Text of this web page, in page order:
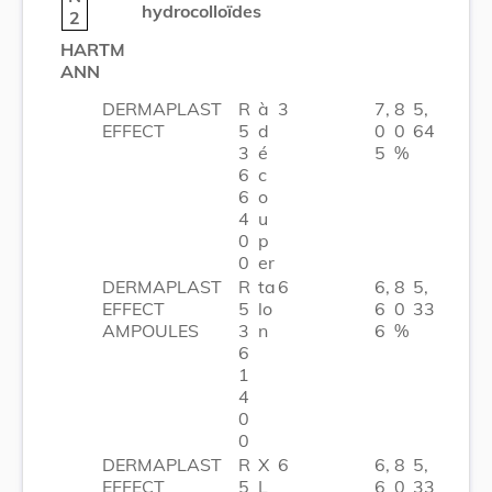
2
hydrocolloïdes
HARTM
ANN
DERMAPLAST
EFFECT
R
5
3
6
6
4
0
0
à
d
é
c
o
u
p
er
3
7,
0
5
8
0
%
5,
64
DERMAPLAST
EFFECT
AMPOULES
R
5
3
6
1
4
0
0
ta
lo
n
6
6,
6
6
8
0
%
5,
33
DERMAPLAST
EFFECT
R
5
X
L
6
6,
6
8
0
5,
33